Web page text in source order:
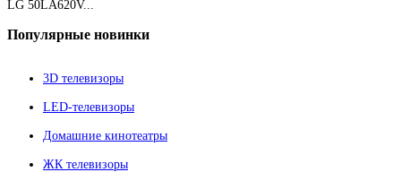
LG 50LA620V...
Популярные новинки
3D телевизоры
LED-телевизоры
Домашние кинотеатры
ЖК телевизоры